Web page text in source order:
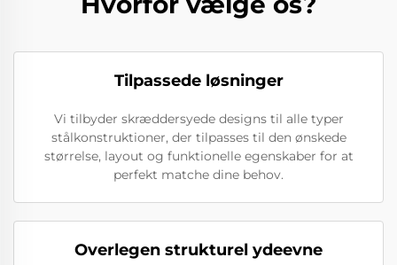
Tilpassede løsninger
Vi tilbyder skræddersyede designs til alle typer
stålkonstruktioner, der tilpasses til den ønskede
størrelse, layout og funktionelle egenskaber for at
perfekt matche dine behov.
Overlegen strukturel ydeevne